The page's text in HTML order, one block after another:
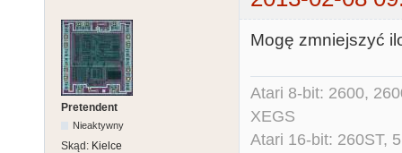
Pretendent
Nieaktywny
Skąd: Kielce
Mogę zmniejszyć
Atari 8-bit: 2600,
XEGS
Atari 16-bit: 260ST,